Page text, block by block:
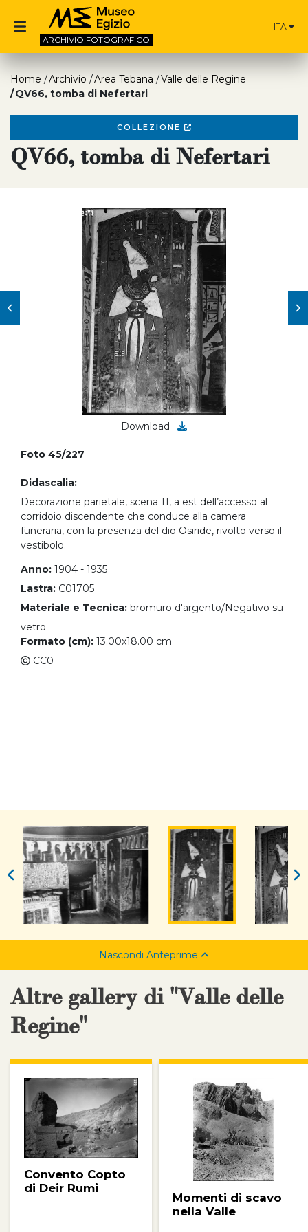
ARCHIVIO FOTOGRAFICO
ITA
Home Archivio Area Tebana
Valle delle Regine
QV66, tomba di Nefertari
COLLEZIONE
QV66, tomba di Nefertari
Download
Foto 45/227
Didascalia:
Decorazione parietale, scena 11, a est dell’accesso al
corridoio discendente che conduce alla camera
funeraria, con la presenza del dio Osiride, rivolto verso il
vestibolo.
Anno: 1904 - 1935
Lastra: C01705
Materiale e Tecnica: bromuro d'argento/Negativo su
vetro
Formato (cm): 13.00x18.00 cm
CC0
Nascondi Anteprime
Altre gallery di "Valle delle
Regine"
Convento Copto
di Deir Rumi
Momenti di scavo
nella Valle